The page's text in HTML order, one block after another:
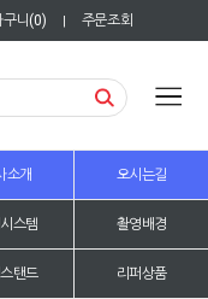
구니(0) | 주문조회
소개 오시는길
스템 촬영배경
탠드 리퍼상품